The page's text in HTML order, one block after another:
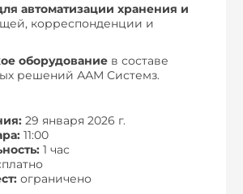
автоматизации хранения и
корреспонденции и
оборудование в составе
решений ААМ Системз.
29 января 2026 г.
11:00
1 час
ограничено